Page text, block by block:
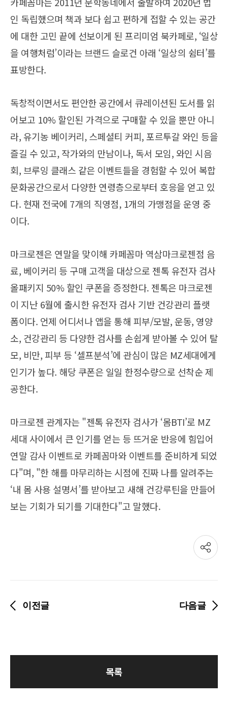
인 독립했으며 책과 보다 쉽고 편하게 접할 수 있는 공간
에 대한 고민 끝에 선보이게 된 프리미엄 북카페로, ‘일상
을 여행처럼’이라는 브랜드 슬로건 아래 ‘일상의 쉼터’를
표방한다.
독창적이면서도 편안한 공간에서 큐레이션된 도서를 읽
어보고 10% 할인된 가격으로 구매할 수 있을 뿐만 아니
라, 유기농 베이커리, 스페셜티 커피, 포르투갈 와인 등을
즐길 수 있고, 작가와의 만남이나, 독서 모임, 와인 시음
회, 브루잉 클래스 같은 이벤트들을 경험할 수 있어 복합
문화공간으로서 다양한 연령층으로부터 호응을 얻고 있
다. 현재 전국에 7개의 직영점, 1개의 가맹점을 운영 중
이다.
마크로젠은 연말을 맞이해 카페꼼마 역삼마크로젠점 음
료, 베이커리 등 구매 고객을 대상으로 젠톡 유전자 검사
올패키지 50% 할인 쿠폰을 증정한다. 젠톡은 마크로젠
이 지난 6월에 출시한 유전자 검사 기반 건강관리 플랫
폼이다. 언제 어디서나 앱을 통해 피부/모발, 운동, 영양
소, 건강관리 등 다양한 검사를 손쉽게 받아볼 수 있어 탈
모, 비만, 피부 등 ‘셀프분석’에 관심이 많은 MZ세대에게
인기가 높다. 해당 쿠폰은 일일 한정수량으로 선착순 제
공한다.
마크로젠 관계자는 "젠톡 유전자 검사가 ‘몸BTI’로 MZ
세대 사이에서 큰 인기를 얻는 등 뜨거운 반응에 힘입어
연말 감사 이벤트로 카페꼼마와 이벤트를 준비하게 되었
다"며, "한 해를 마무리하는 시점에 진짜 나를 알려주는
‘내 몸 사용 설명서’를 받아보고 새해 건강루틴을 만들어
보는 기회가 되기를 기대한다"고 말했다.
공
유
이전글 다음글
목록